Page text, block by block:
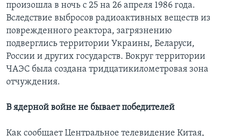
произошла в ночь с 25 на 26 апреля 1986 года.
Вследствие выбросов радиоактивных веществ из
поврежденного реактора, загрязнению
подверглись территории Украины, Беларуси,
России и других государств. Вокруг территории
ЧАЭС была создана тридцатикилометровая зона
отчуждения.
В ядерной войне не бывает победителей
Как сообщает Центральное телевидение Китая,